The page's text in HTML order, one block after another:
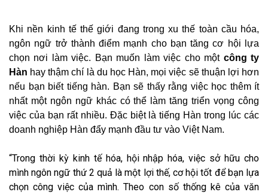
Khi nền kinh tế thế giới đang trong xu thế toàn cầu hóa,
ngôn ngữ trở thành điểm mạnh cho bạn tăng cơ hội lựa
chọn nơi làm việc. Bạn muốn làm việc cho mộtcông ty
Hàn hay thậm chí là du học Hàn, mọi việc sẽ thuận lợi hơn
nếu bạn biết tiếng hàn. Bạn sẽ thấy rằng việc học thêm ít
nhất một ngôn ngữ khác có thể làm tăng triển vọng công
việc của bạn rất nhiều. Đặc biệt là tiếng Hàn trong lúc các
doanh nghiệp Hàn đẩy mạnh đầu tư vào Việt Nam.
Trong thời kỳ kinh tế hóa, hội nhập hóa, việc sở hữu cho
mình ngôn ngữ thứ 2 quả là một lợi thế, cơ hội tốt để bạn lựa
chọn công việc của mình. Theo con số thống kê của văn